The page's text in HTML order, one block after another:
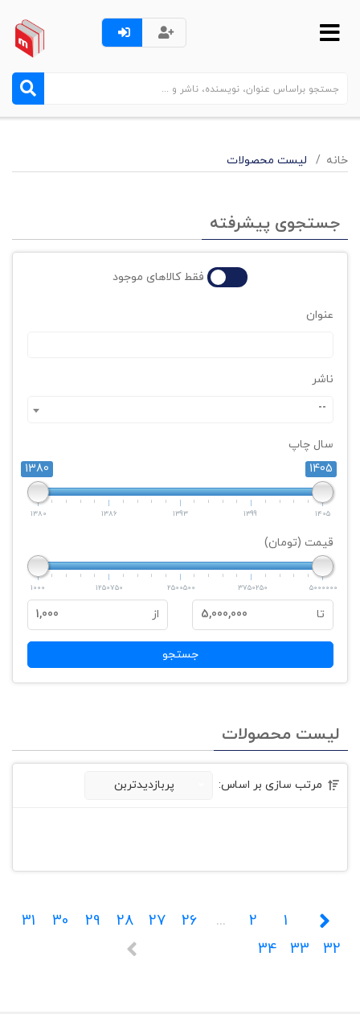
خانه لیست محصولات
جستجوی پیشرفته
فقط کالاهای موجود
عنوان
ناشر
--
سال چاپ
1380
1405
1380 1386 1393 1399 1405
قیمت (تومان)
1000 1250750 2500500 3750250 5000000
تا 5,000,000 از 1,000
جستجو
لیست محصولات
مرتب سازی بر اساس: پربازدیدتربن
1
2
...
26
27
28
29
30
31
32
33
34